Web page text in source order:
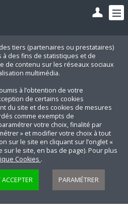
tiers (partenaires ou prestataires)
des fins de statistiques et de
de contenu sur les réseaux sociaux
multimédia.
à l’obtention de votre
de certains cookies
du site et des cookies de mesures
comme exempts de
votre choix, finalité par
» et modifier votre choix à tout
sur le site en cliquant sur l’onglet «
sur le site, en bas de page). Pour plus
Cookies .
PARAMÉTRER